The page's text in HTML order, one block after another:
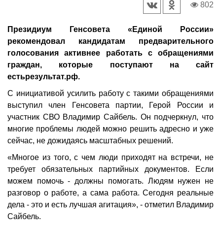
802
Президиум Генсовета «Единой России»
рекомендовал кандидатам предварительного
голосования активнее работать с обращениями
граждан, которые поступают на сайт
естьрезультат.рф.
С инициативой усилить работу с такими обращениями
выступил член Генсовета партии, Герой России и
участник СВО Владимир Сайбель. Он подчеркнул, что
многие проблемы людей можно решить адресно и уже
сейчас, не дожидаясь масштабных решений.
«Многое из того, с чем люди приходят на встречи, не
требует обязательных партийных документов. Если
можем помочь - должны помогать. Людям нужен не
разговор о работе, а сама работа. Сегодня реальные
дела - это и есть лучшая агитация», - отметил Владимир
Сайбель.